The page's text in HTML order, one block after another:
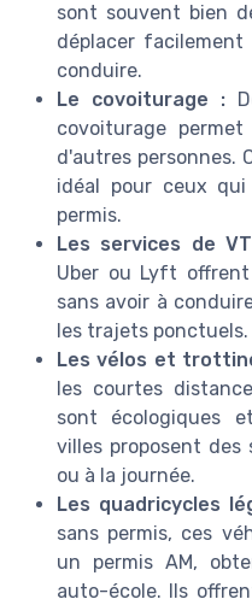
sont souvent bien
déplacer
conduire.
Le covoiturage :
covoiturage
d'autres personnes.
idéal pour ceux
permis.
Les services de
Uber ou Lyft
sans avoir à
les trajets ponctuels.
Les vélos et
les courtes
sont écologiques
villes proposent des
ou à la journée.
Les quadricycles
sans permis, ces
un permis AM,
auto-école. Ils